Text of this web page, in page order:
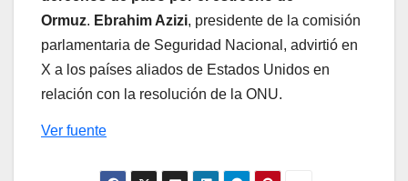
Ormuz. Ebrahim Azizi, presidente de la comisión
parlamentaria de Seguridad Nacional, advirtió en
X a los países aliados de Estados Unidos en
relación con la resolución de la ONU.
Ver fuente